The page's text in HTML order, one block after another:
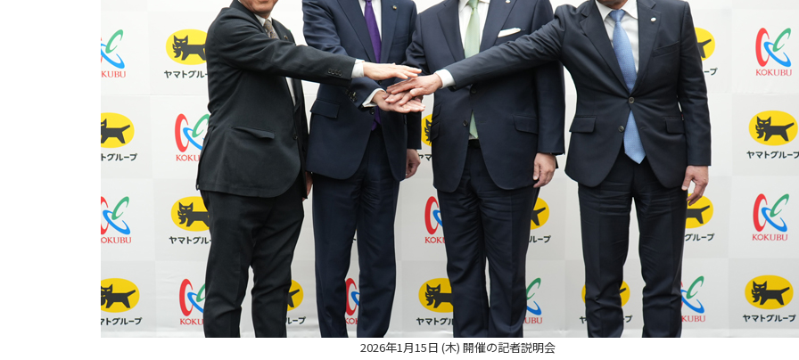
2026年1月15日 (木) 開催の記者説明会